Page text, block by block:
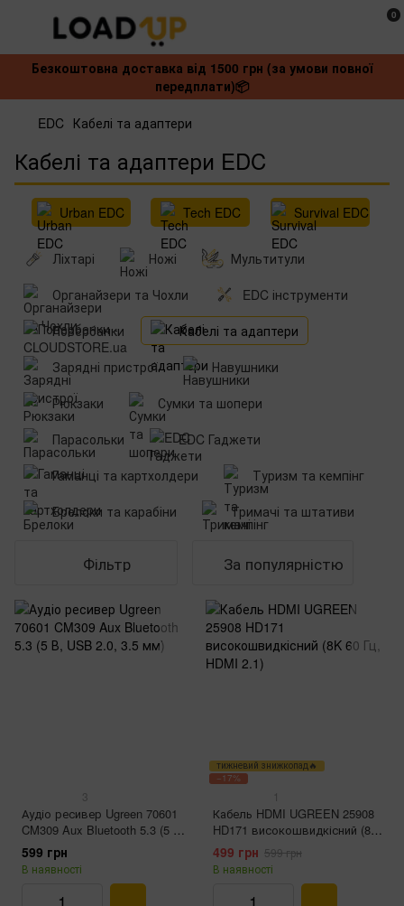
0
Безкоштовна доставка від 1500 грн (за умови повної
передплати)📦
EDC Кабелі та адаптери
Кабелі та адаптери EDC
Urban EDC Tech EDC Survival EDC
Ліхтарі Ножі
Мультитули
Органайзери та Чохли
EDC інструменти
Повербанки
Кабелі та адаптери
Зарядні пристрої
Навушники‌
Рюкзаки
Сумки та шопери
Парасольки
EDC Гаджети
Гаманці та картхолдери
Туризм та кемпінг
Брелоки та карабіни
Тримачі та штативи
Фільтр За популярністю
3
Аудіо ресивер Ugreen 70601
CM309 Aux Bluetooth 5.3 (5 В,
USB 2.0, 3.5 мм)
599 грн
В наявності
тижневий знижкопад🔥
−17%
1
Кабель HDMI UGREEN 25908
HD171 високошвидкісний (8K
60 Гц, HDMI 2.1)
499 грн 599 грн
В наявності